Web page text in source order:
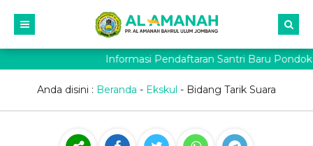
Informasi Pendaftaran Santri Baru Pondok
Anda disini : Beranda - Ekskul - Bidang Tarik Suara